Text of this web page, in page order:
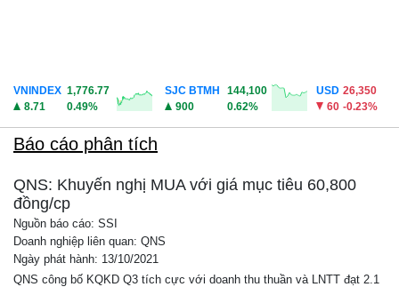
VNINDEX 1,776.77
8.71
0.49%
SJC BTMH
144,100
900
0.62%
USD 26,350
60 -0.23%
Báo cáo phân tích
QNS: Khuyến nghị MUA với giá mục tiêu 60,800
đồng/cp
Nguồn báo cáo: SSI
Doanh nghiệp liên quan: QNS
Ngày phát hành: 13/10/2021
QNS công bố KQKD Q3 tích cực với doanh thu thuần và LNTT đạt 2.1